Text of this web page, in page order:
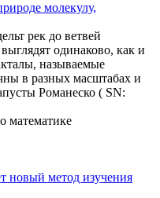
молекулу,
рек до ветвей
одинаково, как и
называемые
в разных масштабах и
Романеско ( SN:
математике